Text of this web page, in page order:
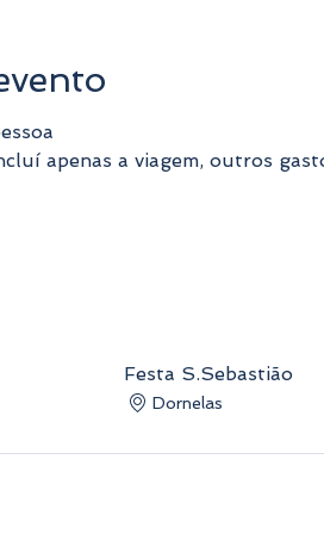
apenas a viagem, outros
Festa S.Sebastião
Dornelas